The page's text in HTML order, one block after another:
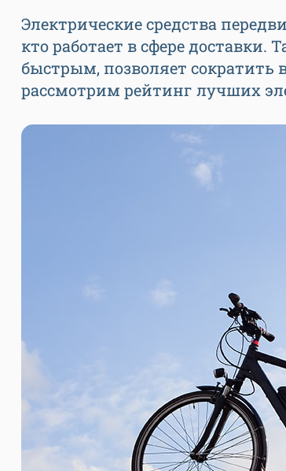
Электрические средства
кто работает в сфере
быстрым, позволяет сократить
рассмотрим рейтинг лучших